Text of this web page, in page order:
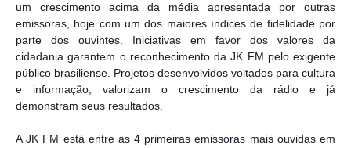
um crescimento acima da média apresentada por outras
emissoras, hoje com um dos maiores índices de fidelidade por
parte dos ouvintes. Iniciativas em favor dos valores da
cidadania garantem o reconhecimento da JK FM pelo exigente
público brasiliense. Projetos desenvolvidos voltados para cultura
e informação, valorizam o crescimento da rádio e já
demonstram seus resultados.
A JK FM está entre as 4 primeiras emissoras mais ouvidas em